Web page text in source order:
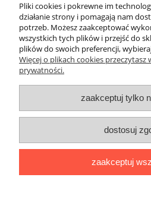
Pomoc
Moje
Płatności i
Pliki cookies i pokrewne im
działanie strony i pomagają nam
potrzeb. Możesz zaakceptować
wszystkich tych plików i przejść do
plików do swoich preferencji,
Więcej o plikach cookies przeczytasz
prywatności.
zaakceptuj tylko
dostosuj
zaakceptuj